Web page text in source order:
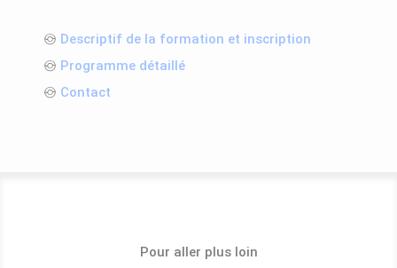
Descriptif de la formation et inscription
Programme détaillé
Contact
Pour aller plus loin